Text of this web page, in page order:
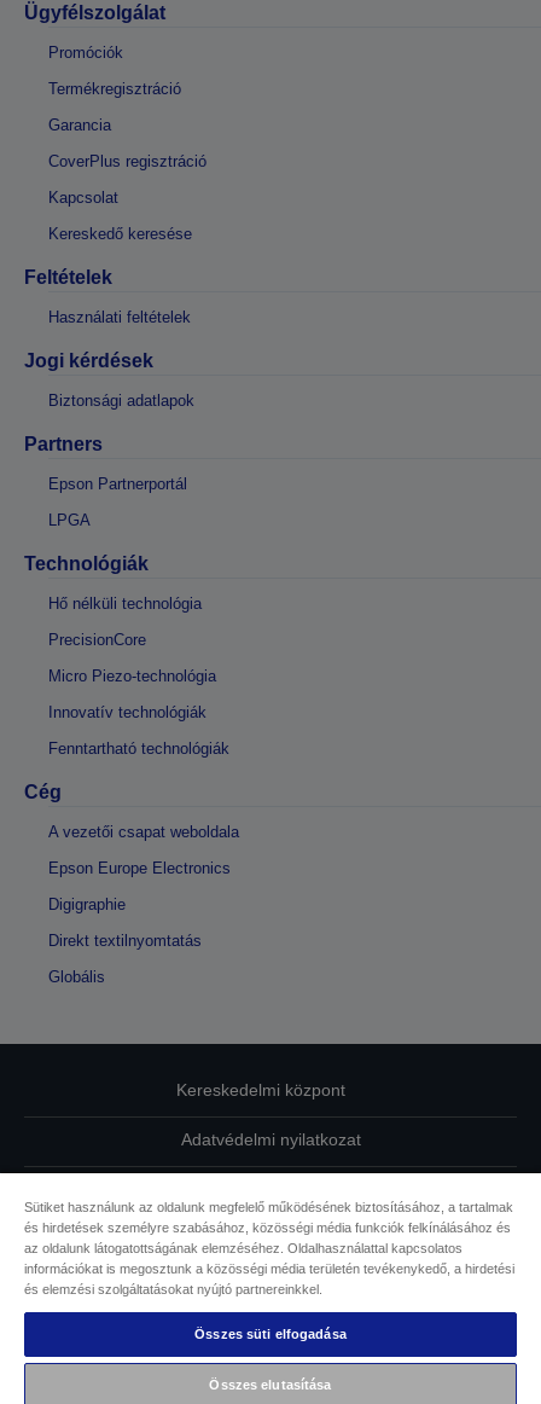
Ügyfélszolgálat
Promóciók
Termékregisztráció
Garancia
CoverPlus regisztráció
Kapcsolat
Kereskedő keresése
Feltételek
Használati feltételek
Jogi kérdések
Biztonsági adatlapok
Partners
Epson Partnerportál
LPGA
Technológiák
Hő nélküli technológia
PrecisionCore
Micro Piezo-technológia
Innovatív technológiák
Fenntartható technológiák
Cég
A vezetői csapat weboldala
Epson Europe Electronics
Digigraphie
Direkt textilnyomtatás
Globális
Kereskedelmi központ
Adatvédelmi nyilatkozat
Kapcsolatfelvétel
Sütikkel kapcsolatos információk
Az Epson elkötelezettsége az akadálymentesség mellett
Sütiket használunk az oldalunk megfelelő működésének biztosításához, a tartalmak
és hirdetések személyre szabásához, közösségi média funkciók felkínálásához és
az oldalunk látogatottságának elemzéséhez. Oldalhasználattal kapcsolatos
információkat is megosztunk a közösségi média területén tevékenykedő, a hirdetési
és elemzési szolgáltatásokat nyújtó partnereinkkel.
Összes süti elfogadása
Összes elutasítása